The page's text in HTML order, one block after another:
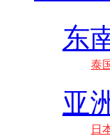
东
泰
亚
日